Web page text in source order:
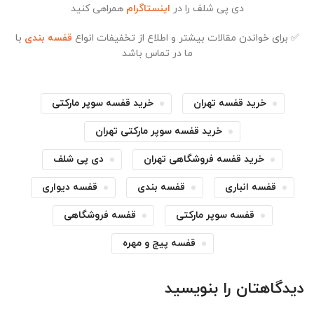
دی پی شلف را در اینستاگرام همراهی کنید
✅ برای خواندن مقالات بیشتر و اطلاع از تخفیفات انواع قفسه بندی با
ما در تماس باشد
خرید قفسه تهران خرید قفسه سوپر مارکتی
خرید قفسه سوپر مارکتی تهران
خرید قفسه فروشگاهی تهران دی پی شلف
قفسه انباری قفسه بندی قفسه دیواری
قفسه سوپر مارکتی قفسه فروشگاهی
قفسه پیچ و مهره
دیدگاهتان را بنویسید